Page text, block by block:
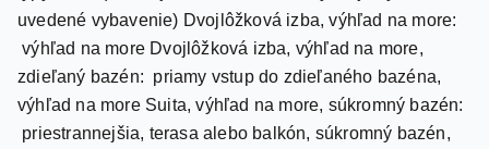
uvedené vybavenie) Dvojlôžková izba, výhľad na more:
výhľad na more Dvojlôžková izba, výhľad na more,
zdieľaný bazén: priamy vstup do zdieľaného bazéna,
výhľad na more Suita, výhľad na more, súkromný bazén:
priestrannejšia, terasa alebo balkón, súkromný bazén,